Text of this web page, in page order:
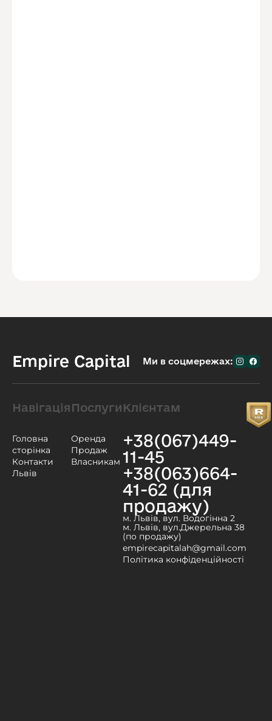
Empire Capital Ми в соцмережах:
Навігація
Головна
сторінка
Контакти
Львів
Послуги
Оренда
Продаж
Власникам
Клієнтам
+38(067)449-
11-45
+38(063)664-
41-62 (для
продажу)
м. Львів, вул. Водогінна 2
м. Львів, вул.Джерельна 38
(по продажу)
empirecapitalah@gmail.com
Політика конфіденційності